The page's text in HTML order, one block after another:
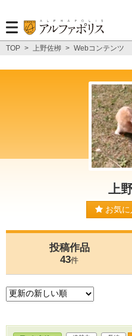
TOP > 上野佐栁 > Webコンテンツ
上
お気に
投稿作品
43件